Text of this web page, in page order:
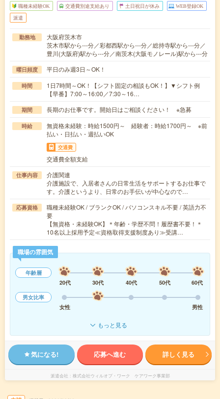
職種未経験OK 交通費別途支給あり 土日祝日が休み WEB登録OK
派遣
勤務地
大阪府茨木市
茨木市駅から---分／彩都西駅から---分／総持寺駅から---分／
豊川(大阪府)駅から---分／南茨木(大阪モノレール)駅から---分
曜日頻度 平日のみ週3日～OK！
時間
1日7時間～OK！【シフト固定の相談もOK！】▼シフト例
【早番】7:00～16:00／7:30～16…
期間 長期のお仕事です。開始日はご相談ください！ ※急募
時給
無資格未経験：時給1500円～ 経験者：時給1700円～ ※前
払い・日払い・週払いOK
交通費
交通費全額支給
仕事内容
介護関連
介護施設で、入居者さんの日常生活をサポートするお仕事で
す。介護というより、日常のお手伝いが中心なので…
応募資格
職種未経験OK / ブランクOK / パソコンスキル不要 / 英語力不
要
【無資格・未経験OK】＊年齢・学歴不問！履歴書不要！＊
10名以上採用予定≪資格取得支援制度あり≫受講…
職場の雰囲気
年齢層
20代
30代 40代 50代
60代
男女比率
女性
男性
もっと見る
気になる! 応募へ進む 詳しく見る
派遣会社 株式会社ウィルオブ・ワーク ケアワーク事業部